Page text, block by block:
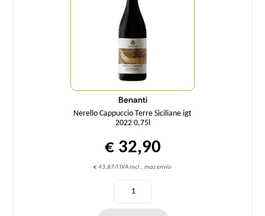
Benanti
Nerello Cappuccio Terre Siciliane igt
2022 0,75l
€ 32,90
€ 43,87/l IVA incl., más envío